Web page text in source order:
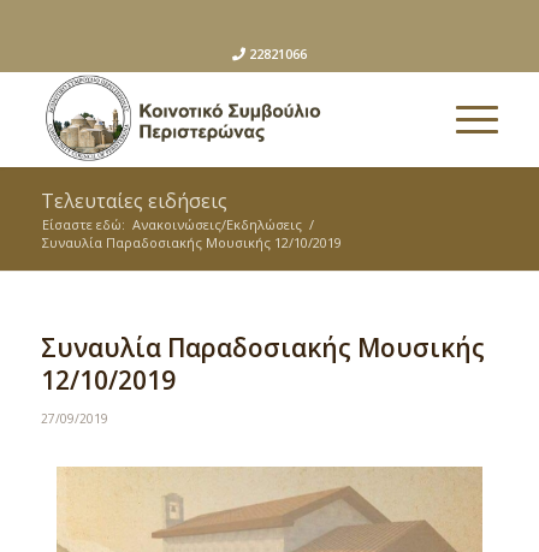
22821066
Τελευταίες ειδήσεις
Είσαστε εδώ: Ανακοινώσεις/Εκδηλώσεις /
Συναυλία Παραδοσιακής Μουσικής 12/10/2019
Συναυλία Παραδοσιακής Μουσικής
12/10/2019
27/09/2019